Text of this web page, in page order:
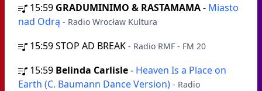
15:59 GRADUMINIMO & RASTAMAMA- Miasto
nad Odrą - Radio Wrocław Kultura
15:59STOP AD BREAK - Radio RMF - FM 20
15:59 Belinda Carlisle- Heaven Is a Place on
Earth (C. Baumann Dance Version) - Radio